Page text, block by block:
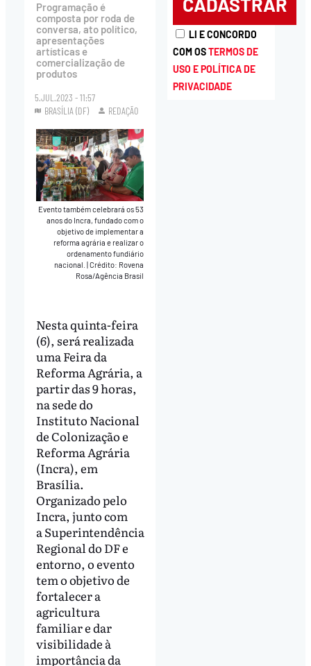
Programação é
composta por roda de
conversa, ato político,
apresentações
artísticas e
comercialização de
produtos
5.JUL.2023 - 11:57
BRASÍLIA (DF)
REDAÇÃO
Evento também celebrará os 53
anos do Incra, fundado com o
objetivo de implementar a
reforma agrária e realizar o
ordenamento fundiário
nacional.|Crédito: Rovena
Rosa/Agência Brasil
Nesta quinta-feira
(6), será realizada
uma Feira da
Reforma Agrária, a
partir das 9 horas,
na sede do
Instituto Nacional
de Colonização e
Reforma Agrária
(Incra), em
Brasília.
Organizado pelo
Incra, junto com
a Superintendência
Regional do DF e
entorno, o evento
tem o objetivo de
fortalecer a
agricultura
familiar e dar
visibilidade à
importância da
LI E CONCORDO
COM OSTERMOS DE
USO E POLÍTICA DE
PRIVACIDADE